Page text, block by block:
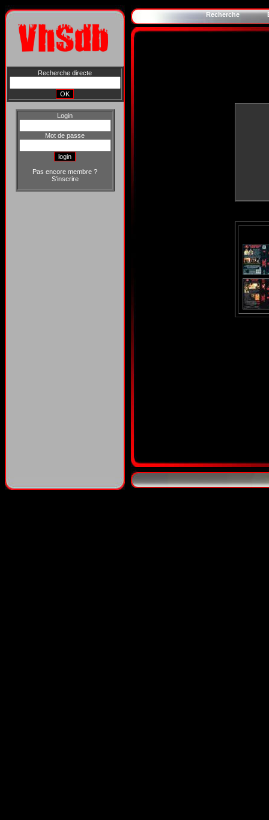
Recherche directe
Login
Mot de passe
Pas encore membre ?
S'inscrire
Recherche